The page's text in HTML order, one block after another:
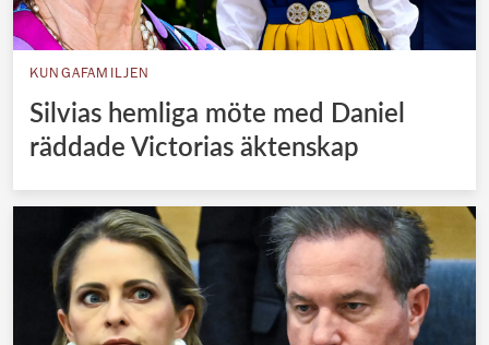
KUNGAFAMILJEN
Silvias hemliga möte med Daniel
räddade Victorias äktenskap